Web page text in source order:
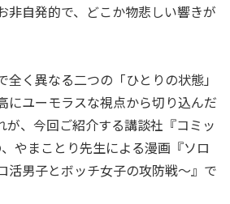
非自発的で、どこか物悲しい響きが
全く異なる二つの「ひとりの状態」
にユーモラスな視点から切り込んだ
が、今回ご紹介する講談社『コミッ
やまことり先生による漫画『ソロ
活男子とボッチ女子の攻防戦～』で